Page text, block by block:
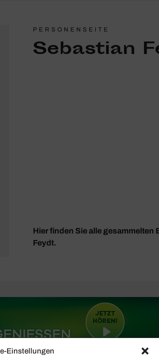
Einstellungen
PERSONENSEITE
Sebastian
Hier finden Sie alle gesammelten
Feydt.